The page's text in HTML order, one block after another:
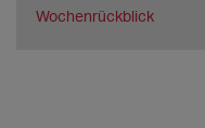
Wochenrückblick